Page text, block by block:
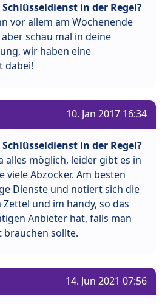
in der Regel?
vor allem am Wochenende
schau mal in deine
wir haben eine
dabei!
10. Jan 2017 16:34
in der Regel?
alles möglich, leider gibt es in
viele Abzocker. Am besten
Dienste und notiert sich die
und im handy, so das
Anbieter hat, falls man
brauchen sollte.
14. Jun 2021 07:56